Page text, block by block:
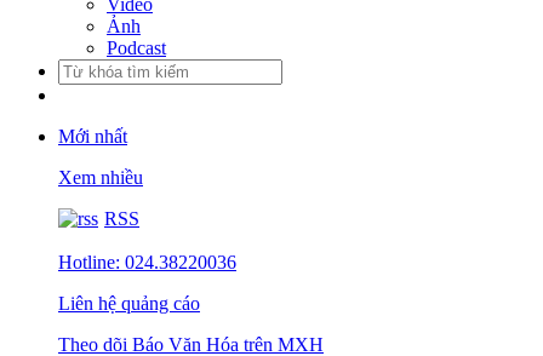
Video
Ảnh
Podcast
Mới nhất
Xem nhiều
RSS
Hotline: 024.38220036
Liên hệ quảng cáo
Theo dõi Báo Văn Hóa trên MXH